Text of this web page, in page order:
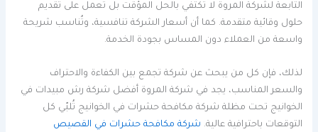
التابعة لشركة المروة لا تكتفي بالحل المؤقت بل تعمل على تقديم
حلول وقائية متقدمة. كما أن أسعار الشركة تنافسية، وتُناسب شريحة
واسعة من العملاء دون المساس بجودة الخدمة.
لذلك، فإن كل من يبحث عن شركة تجمع بين الكفاءة والاحتراف
والسعر المناسب، يجد في شركة المروة أفضل شركة رش مبيدات في
الخوانيج تحت مظلة شركة مكافحة حشرات في الخوانيج تُلبّي كل
التوقعات باحترافية عالية. شركة مكافحة حشرات في القصيص